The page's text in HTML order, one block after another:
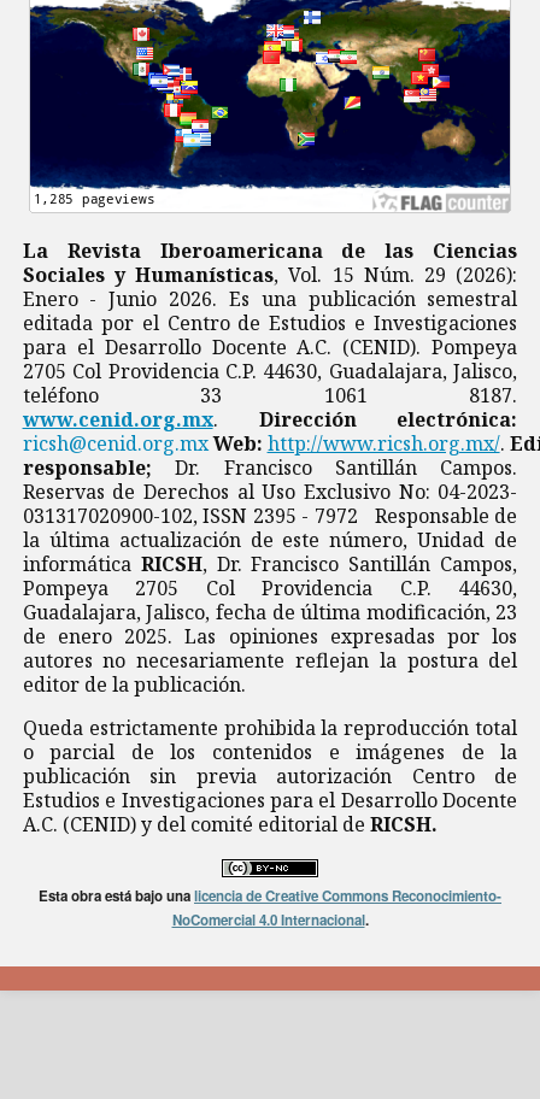
La Revista Iberoamericana de las Ciencias
Sociales y Humanísticas, Vol. 15 Núm. 29 (2026):
Enero - Junio 2026. Es una publicación semestral
editada por el Centro de Estudios e Investigaciones
para el Desarrollo Docente A.C. (CENID). Pompeya
2705 Col Providencia C.P. 44630, Guadalajara, Jalisco,
teléfono 33 1061 8187.
www.cenid.org.mx. Dirección electrónica:
ricsh@cenid.org.mxWeb: http://www.ricsh.org.mx/.
responsable; Dr. Francisco Santillán Campos.
Reservas de Derechos al Uso Exclusivo No: 04-2023-
031317020900-102, ISSN 2395 - 7972 Responsable de
la última actualización de este número, Unidad de
informática RICSH, Dr. Francisco Santillán Campos,
Pompeya 2705 Col Providencia C.P. 44630,
Guadalajara, Jalisco, fecha de última modificación, 23
de enero 2025. Las opiniones expresadas por los
autores no necesariamente reflejan la postura del
editor de la publicación.
Queda estrictamente prohibida la reproducción total
o parcial de los contenidos e imágenes de la
publicación sin previa autorización Centro de
Estudios e Investigaciones para el Desarrollo Docente
A.C. (CENID) y del comité editorial de RICSH.
Esta obra está bajo unalicencia de Creative Commons Reconocimiento-
NoComercial 4.0 Internacional.